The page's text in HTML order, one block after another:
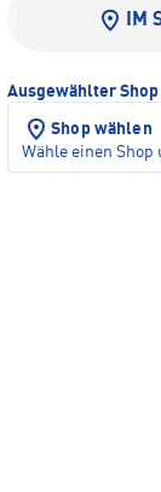
IM
Ausgewählter Shop
Shop wählen
Wähle einen Shop